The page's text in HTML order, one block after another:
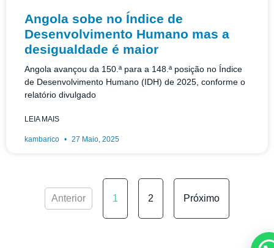
Angola sobe no Índice de
Desenvolvimento Humano mas a
desigualdade é maior
Angola avançou da 150.ª para a 148.ª posição no Índice
de Desenvolvimento Humano (IDH) de 2025, conforme o
relatório divulgado
LEIA MAIS
kambarico 27 Maio, 2025
Anterior 1 2 Próximo